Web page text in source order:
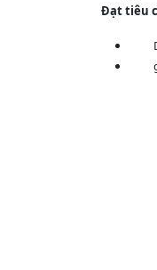
Đạt tiêu